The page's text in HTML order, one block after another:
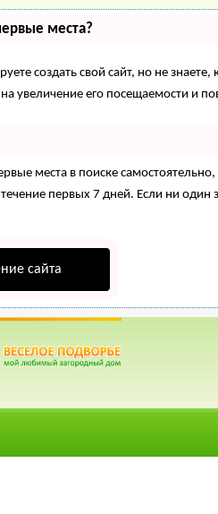
места?
создать свой сайт, но не
увеличение его посещаемости и
места в поиске
первых 7 дней. Если ни один
сайта